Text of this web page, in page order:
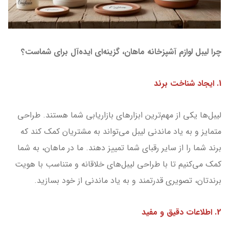
چرا لیبل لوازم آشپزخانه ماهان، گزینه‌ای ایده‌آل برای شماست؟
1. ایجاد شناخت برند
لیبل‌ها یکی از مهم‌ترین ابزارهای بازاریابی شما هستند. طراحی
متمایز و به یاد ماندنی لیبل می‌تواند به مشتریان کمک کند که
برند شما را از سایر رقبای شما تمییز دهند. ما در ماهان، به شما
کمک می‌کنیم تا با طراحی‌ لیبل‌های خلاقانه و متناسب با هویت
برندتان، تصویری قدرتمند و به یاد ماندنی از خود بسازید.
2. اطلاعات دقیق و مفید